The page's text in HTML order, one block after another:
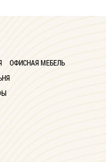
ОФИСНАЯ МЕБЕЛЬ